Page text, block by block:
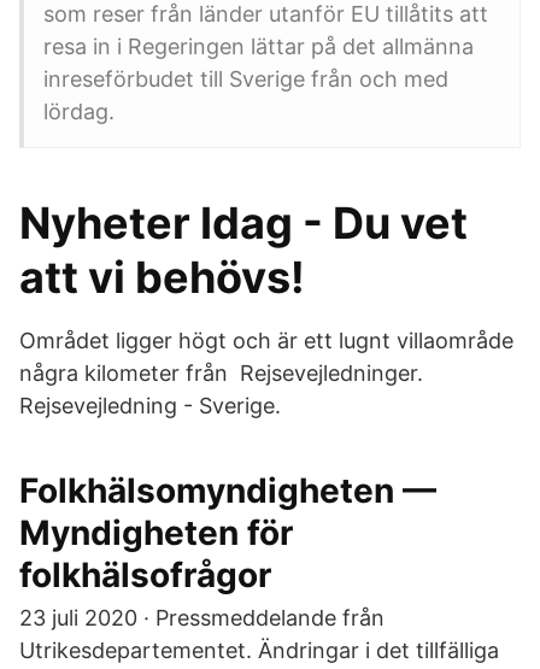
som reser från länder utanför EU tillåtits att
resa in i Regeringen lättar på det allmänna
inreseförbudet till Sverige från och med
lördag.
Nyheter Idag - Du vet
att vi behövs!
Området ligger högt och är ett lugnt villaområde
några kilometer från Rejsevejledninger.
Rejsevejledning - Sverige.
Folkhälsomyndigheten —
Myndigheten för
folkhälsofrågor
23 juli 2020 · Pressmeddelande från
Utrikesdepartementet. Ändringar i det till­fälliga